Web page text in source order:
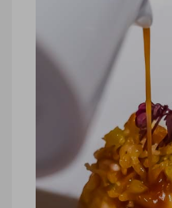
restaurant Belle
Maurice
restaurant Belle
© Marie-Ange Ostré